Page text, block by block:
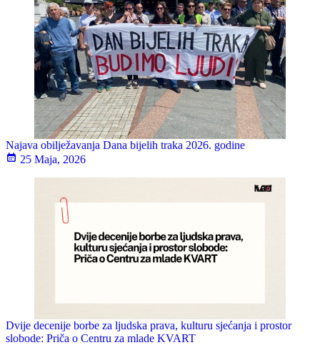
Najava obilježavanja Dana bijelih traka 2026. godine
25 Maja, 2026
Dvije decenije borbe za ljudska prava, kulturu sjećanja i prostor
slobode: Priča o Centru za mlade KVART